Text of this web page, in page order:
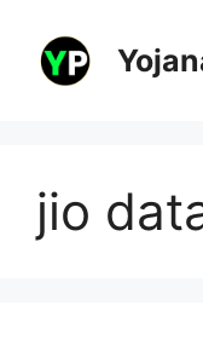
content
jio